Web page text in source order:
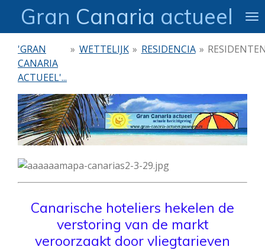
direct
hoofdinhoud
Gran Canaria actueel
'GRAN
CANARIA
ACTUEEL'...
» WETTELIJK » RESIDENCIA »
Canarische hoteliers hekelen de
verstoring van de markt
veroorzaakt door vliegtarieven